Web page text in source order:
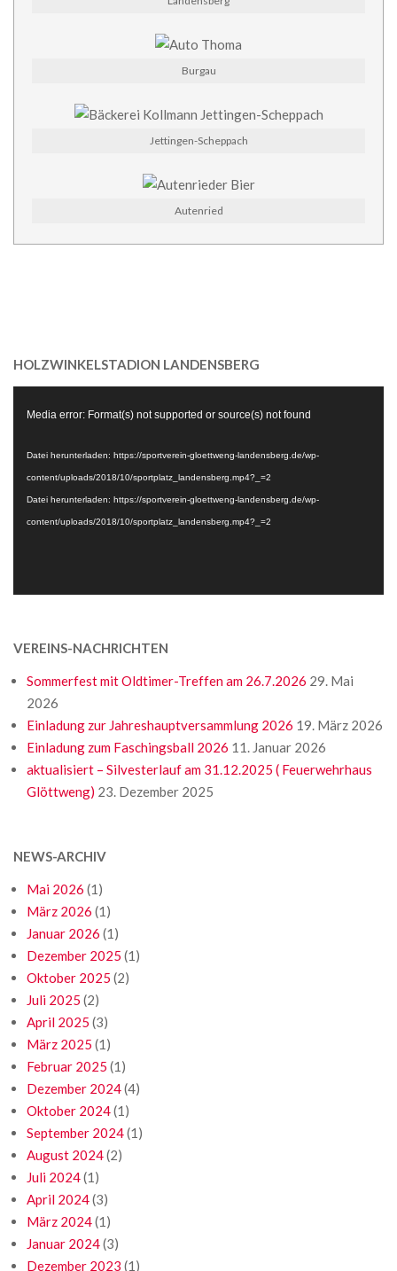
Burgau
Jettingen-Scheppach
Autenried
HOLZWINKELSTADION LANDENSBERG
Player
Media error: Format(s) not supported or source(s) not found
Datei herunterladen: https://sportverein-gloettweng-landensberg.de/wp-
content/uploads/2018/10/sportplatz_landensberg.mp4?_=2
Datei herunterladen: https://sportverein-gloettweng-landensberg.de/wp-
content/uploads/2018/10/sportplatz_landensberg.mp4?_=2
VEREINS-NACHRICHTEN
Sommerfest mit Oldtimer-Treffen am 26.7.2026 29. Mai
2026
Einladung zur Jahreshauptversammlung 2026 19. März 2026
Einladung zum Faschingsball 2026 11. Januar 2026
aktualisiert – Silvesterlauf am 31.12.2025 ( Feuerwehrhaus
Glöttweng) 23. Dezember 2025
NEWS-ARCHIV
Mai 2026 (1)
März 2026 (1)
Januar 2026 (1)
Dezember 2025 (1)
Oktober 2025 (2)
Juli 2025 (2)
April 2025 (3)
März 2025 (1)
Februar 2025 (1)
Dezember 2024(4)
Oktober 2024(1)
September 2024(1)
August 2024(2)
Juli 2024(1)
April 2024(3)
März 2024(1)
Januar 2024(3)
Dezember 2023 (1)